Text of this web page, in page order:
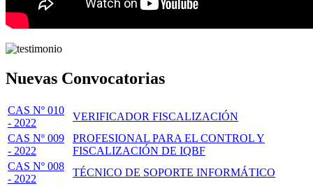
Nuevas Convocatorias
CAS Nº 010
- 2022
VERIFICADOR FISCALIZACIÓN
CAS Nº 009
- 2022
PROFESIONAL PARA EL CONTROL Y
FISCALIZACIÓN DE IQBF
CAS Nº 008
- 2022
TÉCNICO DE SOPORTE INFORMÁTICO